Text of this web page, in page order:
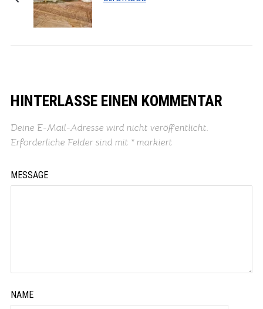
HINTERLASSE EINEN KOMMENTAR
Deine E-Mail-Adresse wird nicht veröffentlicht.
Erforderliche Felder sind mit *markiert
MESSAGE
NAME